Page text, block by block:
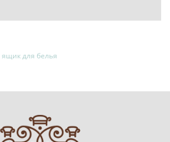
ящик для белья